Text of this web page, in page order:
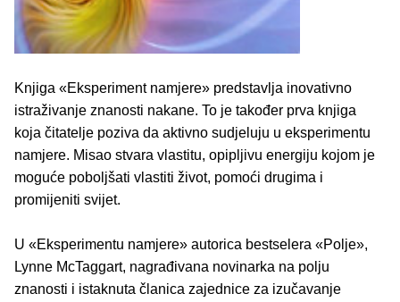
Knjiga «Eksperiment namjere» predstavlja inovativno
istraživanje znanosti nakane. To je također prva knjiga
koja čitatelje poziva da aktivno sudjeluju u eksperimentu
namjere. Misao stvara vlastitu, opipljivu energiju kojom je
moguće poboljšati vlastiti život, pomoći drugima i
promijeniti svijet.
U «Eksperimentu namjere» autorica bestselera «Polje»,
Lynne McTaggart, nagrađivana novinarka na polju
znanosti i istaknuta članica zajednice za izučavanje